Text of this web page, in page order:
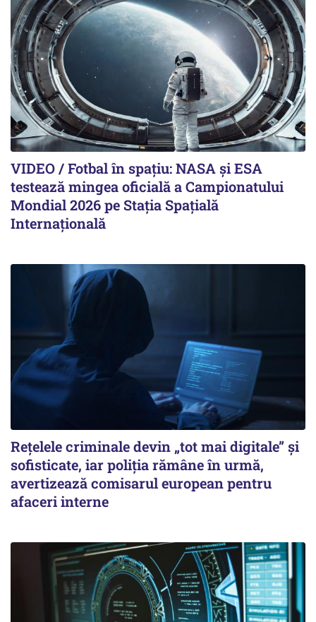
VIDEO / Fotbal în spațiu: NASA și ESA
testează mingea oficială a Campionatului
Mondial 2026 pe Staţia Spaţială
Internaţională
Rețelele criminale devin „tot mai digitale” și
sofisticate, iar poliția rămâne în urmă,
avertizează comisarul european pentru
afaceri interne